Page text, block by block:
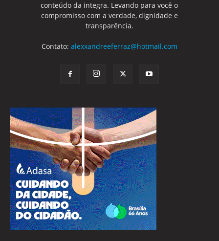
conteúdo da integra. Levando para você o
compromisso com a verdade, dignidade e
transparência.
Contato: alexxandreeferraz@hotmail.com